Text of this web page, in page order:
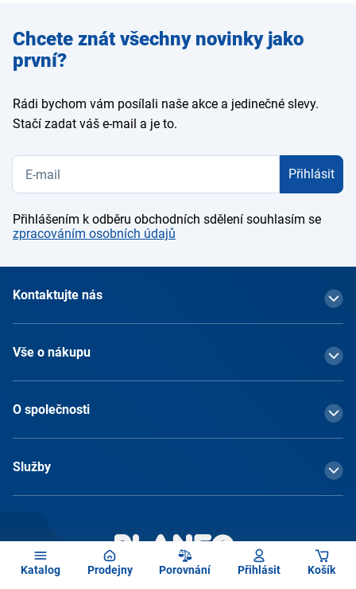
Katalog Prodejny Porovnání Přihlásit Košík
Zadejte
e-mail
Chcete znát všechny novinky jako
první?
Rádi bychom vám posílali naše akce a jedinečné slevy.
Stačí zadat váš e-mail a je to.
Přihlásit
Přihlášením k odběru obchodních sdělení souhlasím se
zpracováním osobních údajů
Kontaktujte nás
Vše o nákupu
O společnosti
Služby